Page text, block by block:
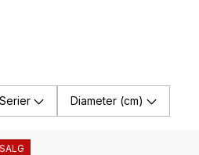
Serier Diameter (cm)
SALG